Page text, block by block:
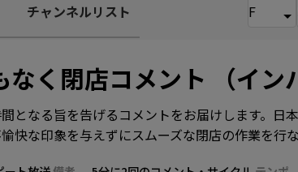
チャンネルリスト
なく閉店コメント （イン
となる旨を告げるコメントをお届けします。日
快な印象を与えずにスムーズな閉店の作業を行な